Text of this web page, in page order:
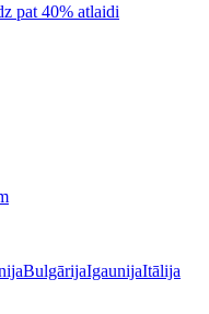
pat 40% atlaidi
BulgārijaIgaunijaItālija